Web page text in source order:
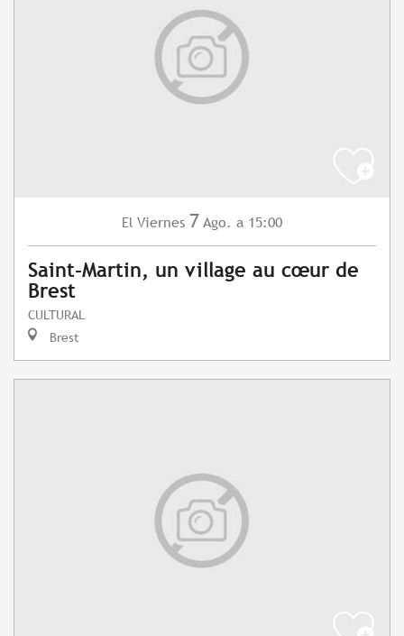
El Viernes 7 Ago. a 15:00
Saint-Martin, un village au cœur de
Brest
CULTURAL
Brest